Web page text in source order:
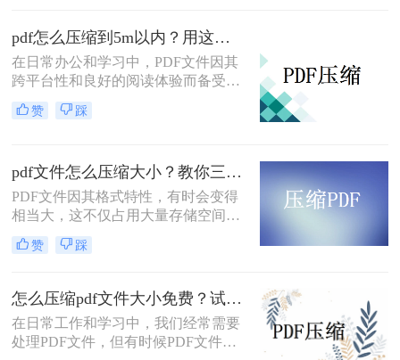
文将介绍两种免费压缩PDF文件大小
的方法。
pdf怎么压缩到5m以内？用这二种压缩方法！
在日常办公和学习中，PDF文件因其
跨平台性和良好的阅读体验而备受欢
迎。然而，有时PDF文件过大，不仅
占用存储空间，还会影响传输速度。
的方法。
赞 踩
pdf文件怎么压缩大小？教你三种实用压缩方法！
PDF文件因其格式特性，有时会变得
相当大，这不仅占用大量存储空间，
还可能影响传输速度。那么pdf文件怎
么压缩大小呢？本文将介绍三种有效
赞 踩
怎么压缩pdf文件大小免费？试试这二种压缩方法！
在日常工作和学习中，我们经常需要
处理PDF文件，但有时候PDF文件过